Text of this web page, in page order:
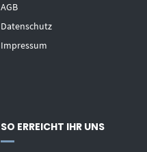
AGB
Datenschutz
Impressum
SO ERREICHT IHR UNS